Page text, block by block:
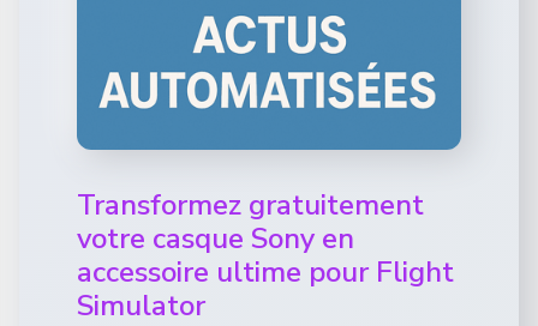
Transformez gratuitement
votre casque Sony en
accessoire ultime pour Flight
Simulator